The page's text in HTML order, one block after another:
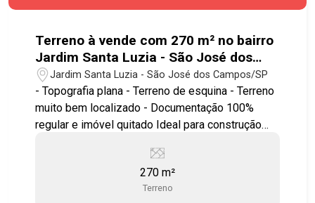
Terreno à vende com 270 m² no bairro
Jardim Santa Luzia - São José dos
Campos - SP
Jardim Santa Luzia - São José dos Campos/SP
- Topografia plana - Terreno de esquina - Terreno
muito bem localizado - Documentação 100%
regular e imóvel quitado Ideal para construção
saiba mais sobre esta excelente oportunidade!
#imóvel #geraçãoimóveis #terrenovenda
#terrenovendaSJC #JardimSantaLuzia
270 m²
Terreno